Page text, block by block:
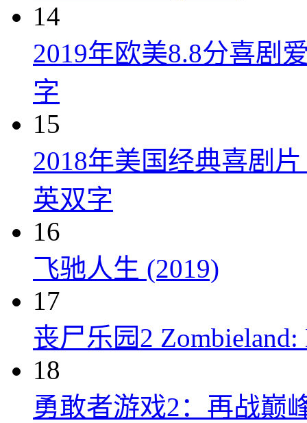
14
2019年欧美8.8分喜剧
字
15
2018年美国经典喜剧
英双字
16
飞驰人生 (2019)
17
丧尸乐园2 Zombieland:
18
勇敢者游戏2：再战巅